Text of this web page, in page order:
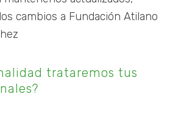
cambios a Fundación Atilano
trataremos tus